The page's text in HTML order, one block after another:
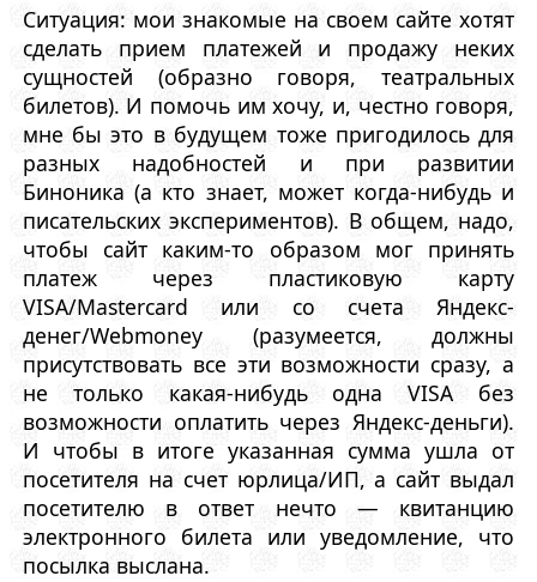
Ситуация: мои знакомые на своем сайте хотят
сделать прием платежей и продажу неких
сущностей (образно говоря, театральных
билетов). И помочь им хочу, и, честно говоря,
мне бы это в будущем тоже пригодилось для
разных надобностей и при развитии
Биноника (а кто знает, может когда-нибудь и
писательских экспериментов). В общем, надо,
чтобы сайт каким-то образом мог принять
платеж через пластиковую карту
VISA/Mastercard или со счета Яндекс-
денег/Webmoney (разумеется, должны
присутствовать все эти возможности сразу, а
не только какая-нибудь одна VISA без
возможности оплатить через Яндекс-деньги).
И чтобы в итоге указанная сумма ушла от
посетителя на счет юрлица/ИП, а сайт выдал
посетителю в ответ нечто — квитанцию
электронного билета или уведомление, что
посылка выслана.